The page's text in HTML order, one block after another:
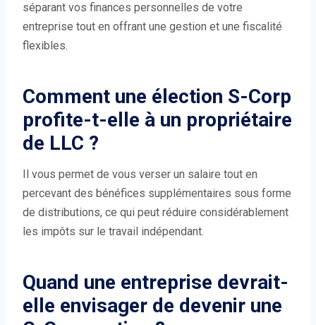
séparant vos finances personnelles de votre
entreprise tout en offrant une gestion et une fiscalité
flexibles.
Comment une élection S-Corp
profite-t-elle à un propriétaire
de LLC ?
Il vous permet de vous verser un salaire tout en
percevant des bénéfices supplémentaires sous forme
de distributions, ce qui peut réduire considérablement
les impôts sur le travail indépendant.
Quand une entreprise devrait-
elle envisager de devenir une